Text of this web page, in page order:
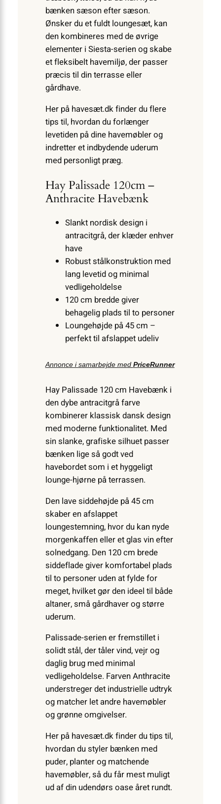
bænken sæson efter sæson.
Ønsker du et fuldt loungesæt, kan
den kombineres med de øvrige
elementer i Siesta-serien og skabe
et fleksibelt havemiljø, der passer
præcis til din terrasse eller
gårdhave.
Her på havesæt.dk finder du flere
tips til, hvordan du forlænger
levetiden på dine havemøbler og
indretter et indbydende uderum
med personligt præg.
Hay Palissade 120cm –
Anthracite Havebænk
Slankt nordisk design i
antracitgrå, der klæder enhver
have
Robust stål­konstruktion med
lang levetid og minimal
vedligeholdelse
120 cm bredde giver
behagelig plads til to personer
Loungehøjde på 45 cm –
perfekt til afslappet udeliv
Annonce i samarbejde med PriceRunner
Hay Palissade 120 cm Havebænk i
den dybe antracitgrå farve
kombinerer klassisk dansk design
med moderne funktionalitet. Med
sin slanke, grafiske silhuet passer
bænken lige så godt ved
havebordet som i et hyggeligt
lounge-hjørne på terrassen.
Den lave siddehøjde på 45 cm
skaber en afslappet
loungestemning, hvor du kan nyde
morgenkaffen eller et glas vin efter
solnedgang. Den 120 cm brede
siddeflade giver komfortabel plads
til to personer uden at fylde for
meget, hvilket gør den ideel til både
altaner, små gårdhaver og større
uderum.
Palissade-serien er fremstillet i
solidt stål, der tåler vind, vejr og
daglig brug med minimal
vedligeholdelse. Farven Anthracite
understreger det industrielle udtryk
og matcher let andre havemøbler
og grønne omgivelser.
Her på havesæt.dk finder du tips til,
hvordan du styler bænken med
puder, planter og matchende
havemøbler, så du får mest muligt
ud af din udendørs oase året rundt.